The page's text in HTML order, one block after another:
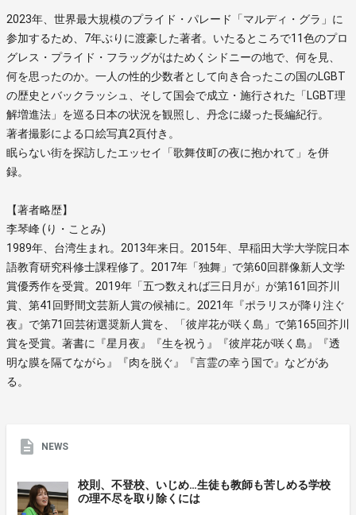
2023年、世界最大規模のプライド・パレード「マルディ・グラ」に
参加するため、7年ぶりに渡豪した著者。いたるところで11色のプロ
グレス・プライド・フラッグがはためくシドニーの地で、何を見、
何を思ったのか。一人の性的少数者として向き合ったこの国のLGBT
の歴史とバックラッシュ、そして国会で成立・施行された「LGBT理
解増進法」を巡る日本の状況を観照し、丹念に綴った長編紀行。
著者撮影による口絵写真2頁付き。
眠らない街を探訪したエッセイ「歌舞伎町の夜に抱かれて」を併
録。
【著者略歴】
李琴峰 (り・ことみ)
1989年、台湾生まれ。2013年来日。2015年、早稲田大学大学院日本
語教育研究科修士課程修了。2017年「独舞」で第60回群像新人文学
賞優秀作を受賞。2019年「五つ数えれば三日月が」が第161回芥川
賞、第41回野間文芸新人賞の候補に。2021年『ポラリスが降り注ぐ
夜』で第71回芸術選奨新人賞を、「彼岸花が咲く島」で第165回芥川
賞を受賞。著書に『星月夜』『生を祝う』『彼岸花が咲く島』『透
明な膜を隔てながら』『肉を脱ぐ』『言霊の幸う国で』などがあ
る。
NEWS
校則、不登校、いじめ…生徒も教師も苦しめる学校
の理不尽を取り除くには